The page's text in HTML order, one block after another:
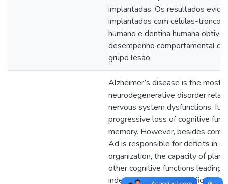
implantadas. Os resultados
implantados com células-tronco
humano e dentina humana
desempenho comportamental
grupo lesão.
Alzheimer’s disease is the most
neurodegenerative disorder
nervous system dysfunctions. It
progressive loss of cognitive
memory. However, besides
Ad is responsible for deficits in
organization, the capacity of
other cognitive functions leading
independently. These deficits